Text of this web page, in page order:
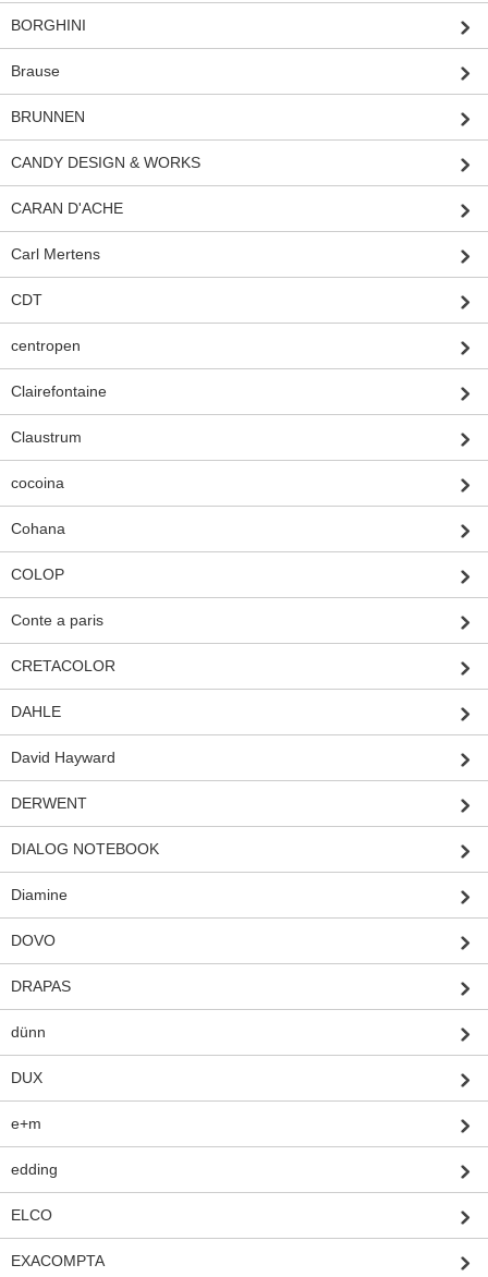
BORGHINI
Brause
BRUNNEN
CANDY DESIGN & WORKS
CARAN D'ACHE
Carl Mertens
CDT
centropen
Clairefontaine
Claustrum
cocoina
Cohana
COLOP
Conte a paris
CRETACOLOR
DAHLE
David Hayward
DERWENT
DIALOG NOTEBOOK
Diamine
DOVO
DRAPAS
dünn
DUX
e+m
edding
ELCO
EXACOMPTA